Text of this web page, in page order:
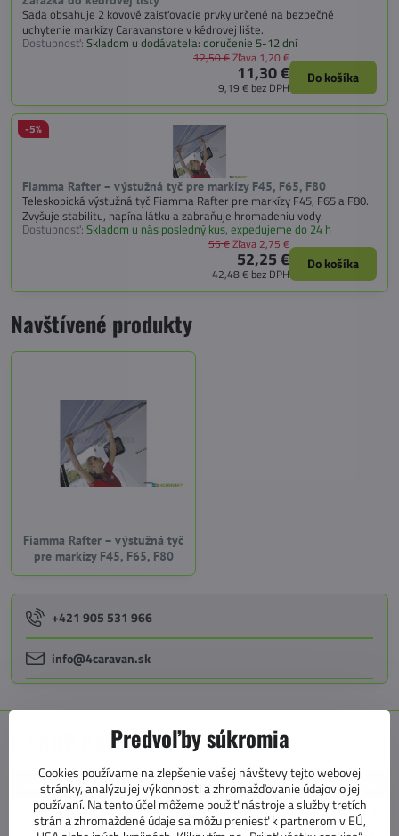
Sada obsahuje 2 kovové zaisťovacie prvky určené na bezpečné
uchytenie markízy Caravanstore v kédrovej lište.
Dostupnosť: Skladom u dodávateľa: doručenie 5-12 dní
11,30 €
9,19 € bez DPH
12,50 €Zľava 1,20 €
Do košíka
Fiamma Rafter – výstužná tyč pre markízy F45, F65, F80
-5%
Teleskopická výstužná tyč Fiamma Rafter pre markízy F45, F65 a F80.
Zvyšuje stabilitu, napína látku a zabraňuje hromadeniu vody.
Dostupnosť: Skladom u nás posledný kus, expedujeme do 24 h
52,25 €
42,48 € bez DPH
55 €Zľava 2,75 €
Do košíka
Navštívené produkty
Fiamma Rafter – výstužná tyč
pre markízy F45, F65, F80
+421 905 531 966
info@4caravan.sk
E SHOP KATEGÓRIE
MARKÍZY, PREDSTANY, KOBERCE
MARKÍZY
Predvoľby súkromia
Cookies používame na zlepšenie vašej návštevy tejto webovej
stránky, analýzu jej výkonnosti a zhromažďovanie údajov o jej
používaní. Na tento účel môžeme použiť nástroje a služby tretích
strán a zhromaždené údaje sa môžu preniesť k partnerom v EÚ,